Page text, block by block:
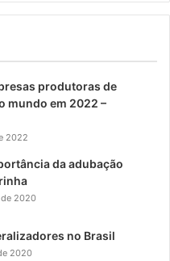
produtoras de
mundo em 2022 –
2022
da adubação
2020
no Brasil
2020